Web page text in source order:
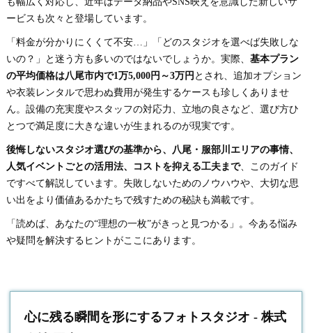
ービスも次々と登場しています。
「料金が分かりにくくて不安…」「どのスタジオを選べば失敗しな
いの？」と迷う方も多いのではないでしょうか。実際、 基本プラン
の平均価格は八尾市内で1万5,000円～3万円 とされ、追加オプション
や衣装レンタルで思わぬ費用が発生するケースも珍しくありませ
ん。設備の充実度やスタッフの対応力、立地の良さなど、選び方ひ
とつで満足度に大きな違いが生まれるのが現実です。
後悔しないスタジオ選びの基準から、八尾・服部川エリアの事情、
人気イベントごとの活用法、コストを抑える工夫まで、このガイド
ですべて解説しています。失敗しないためのノウハウや、大切な思
い出をより価値あるかたちで残すための秘訣も満載です。
「読めば、あなたの“理想の一枚”がきっと見つかる」。今ある悩み
や疑問を解決するヒントがここにあります。
心に残る瞬間を形にするフォトスタジオ - 株式